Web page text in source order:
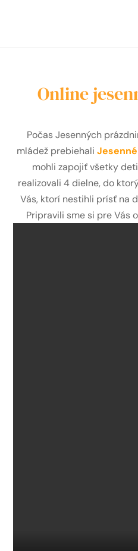
Online
Počas Jesenných
mládež prebiehali
mohli zapojiť všetky
realizovali 4 dielne, do
Vás, ktorí nestihli prísť na
Pripravili sme si pre Vás